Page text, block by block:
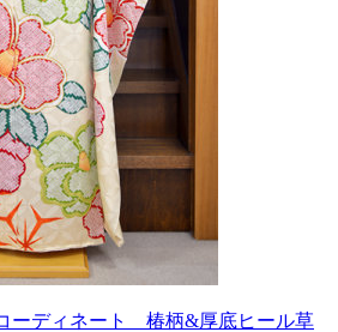
ーディネート 椿柄&厚底ヒール草